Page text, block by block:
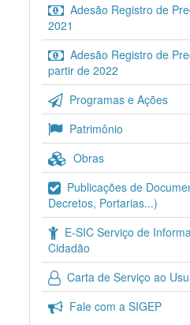
Adesão Registro de
2021
Adesão Registro de
partir de 2022
Programas e Ações
Patrimônio
Obras
Publicações de
Decretos, Portarias...)
E-SIC Serviço de
Cidadão
Carta de Serviço ao
Fale com a SIGEP